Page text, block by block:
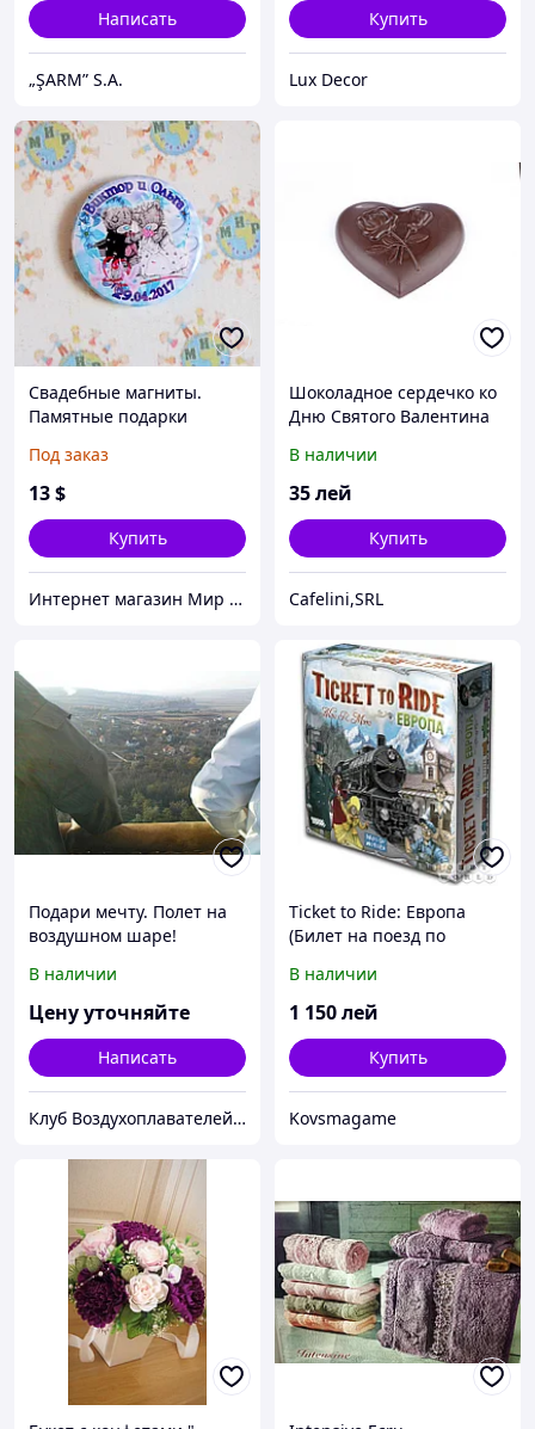
Написать
„ŞARM” S.A.
Купить
Lux Decor
Свадебные магниты.
Памятные подарки
Под заказ
13$
Купить
Интернет магазин Мир стендов. Товары из Украины
Шоколадное сердечко ко
Дню Святого Валентина
В наличии
35лей
Купить
Cafelini,SRL
Подари мечту. Полет на
воздушном шаре!
В наличии
Цену уточняйте
Написать
Клуб Воздухоплавателей Молдовы «Aerolux»
Ticket to Ride: Европа
(Билет на поезд по
В наличии
1 150лей
Купить
Kovsmagame